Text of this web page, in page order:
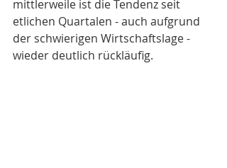
mittlerweile ist die Tendenz seit
etlichen Quartalen - auch aufgrund
der schwierigen Wirtschaftslage -
wieder deutlich rückläufig.